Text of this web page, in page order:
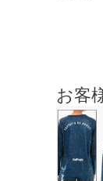
お客